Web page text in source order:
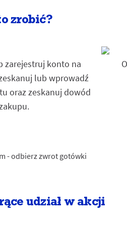
zrobić?
zarejestruj konto na
lub wprowadź
oraz zeskanuj dowód
udział w akcji